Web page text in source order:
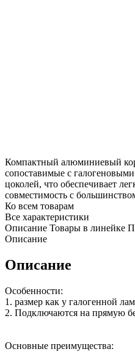
Компактный алюминиевый
сопоставимые с
цоколей, что обеспечивает
совместимость с
Ко всем товарам
Все характеристики
Описание Товары в линейке
Описание
Описание
Особенности:
1. размер как у галогенной
2. Подключаются на прямую
Основные преимущества: